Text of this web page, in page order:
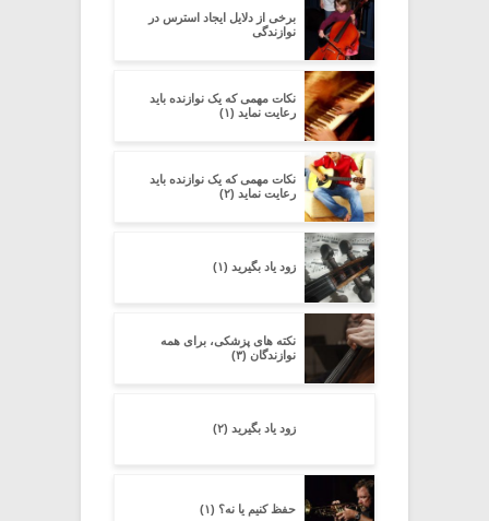
برخی از دلایل ایجاد استرس در
نوازندگی
نکات مهمی که یک نوازنده باید
رعایت نماید (۱)
نکات مهمی که یک نوازنده باید
رعایت نماید (۲)
زود یاد بگیرید (۱)
نکته های پزشکی، برای همه
نوازندگان (۳)
زود یاد بگیرید (۲)
حفظ کنیم یا نه؟ (۱)